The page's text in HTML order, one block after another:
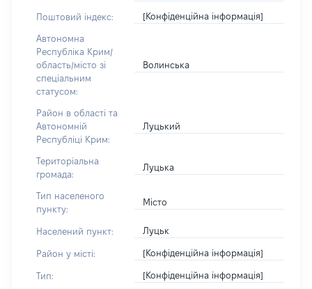
Поштовий індекс: [Конфіденційна інформація]
Автономна
Республіка Крим/
область/місто зі
спеціальним
статусом:
Волинська
Район в області та
Автономній
Республіці Крим:
Луцький
Територіальна
громада:
Луцька
Тип населеного
пункту:
Місто
Населений пункт: Луцьк
Район у місті: [Конфіденційна інформація]
Тип: [Конфіденційна інформація]